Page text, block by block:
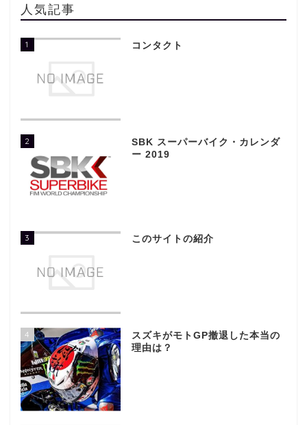
人気記事
1 コンタクト
2
SBK スーパーバイク・カレンダ
ー 2019
3 このサイトの紹介
4
スズキがモトGP撤退した本当の
理由は？